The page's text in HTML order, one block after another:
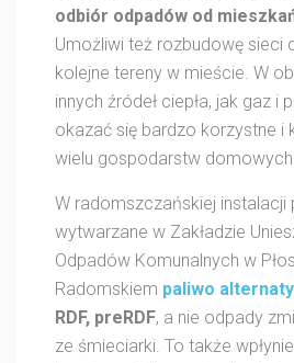
odbiór odpadów od
Umożliwi też rozbudowę sieci
kolejne tereny w mieście. W
innych źródeł ciepła, jak gaz i
okazać się bardzo korzystne i
wielu gospodarstw
W radomszczańskiej instalacji
wytwarzane w Zakładzie
Odpadów Komunalnych w
Radomskiem paliwo
RDF, preRDF, a nie odpady
ze śmieciarki. To także